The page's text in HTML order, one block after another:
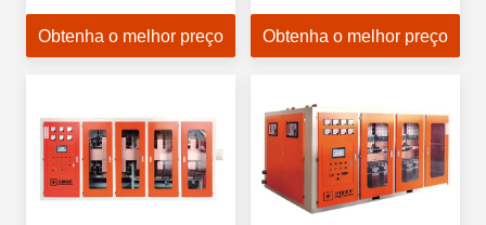
resfriamento por água
para fundições de
Obtenha o melhor preço
Câmara de Fusão
Cerâmica para Fusão de
Obtenha o melhor preço